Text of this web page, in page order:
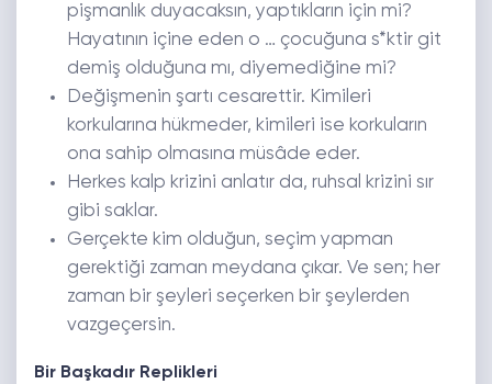
pişmanlık duyacaksın, yaptıkların için mi?
Hayatının içine eden o … çocuğuna s*ktir git
demiş olduğuna mı, diyemediğine mi?
Değişmenin şartı cesarettir. Kimileri
korkularına hükmeder, kimileri ise korkuların
ona sahip olmasına müsâde eder.
Herkes kalp krizini anlatır da, ruhsal krizini sır
gibi saklar.
Gerçekte kim olduğun, seçim yapman
gerektiği zaman meydana çıkar. Ve sen; her
zaman bir şeyleri seçerken bir şeylerden
vazgeçersin.
Bir Başkadır Replikleri